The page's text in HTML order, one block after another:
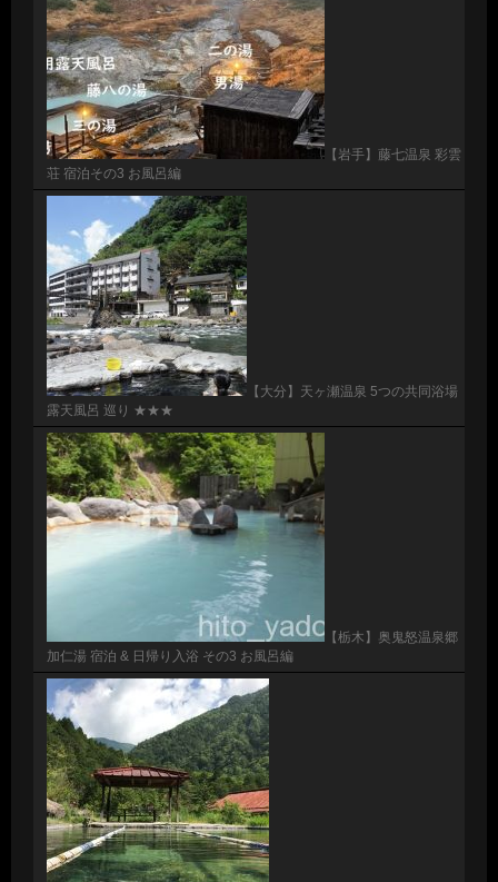
【岩手】藤七温泉 彩雲
荘 宿泊その3 お風呂編
【大分】天ヶ瀬温泉 5つの共同浴場
露天風呂 巡り ★★★
【栃木】奥鬼怒温泉郷
加仁湯 宿泊 & 日帰り入浴 その3 お風呂編